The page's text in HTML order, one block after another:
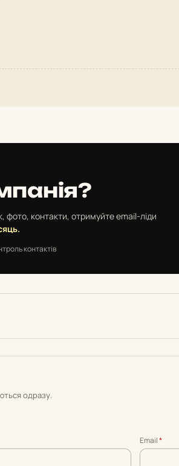
фото, контакти, отримуйте email-ліди
контактів
одразу.
Email*